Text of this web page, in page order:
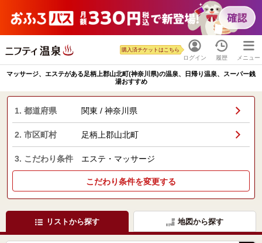
ログイン
購入済チケットはこちら
履歴 メニュー
マッサージ、エステがある足柄上郡山北町(神奈川県)の温泉、日帰り温泉、スーパー銭
湯おすすめ
1. 都道府県 関東 / 神奈川県
2. 市区町村 足柄上郡山北町
3. こだわり条件 エステ・マッサージ
こだわり条件を変更する
リストから探す 地図から探す